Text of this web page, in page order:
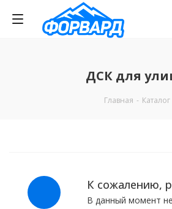
ДСК для
Главная - Каталог
К сожалению,
В данный момент